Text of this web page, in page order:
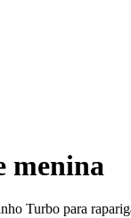
menina
Turbo para